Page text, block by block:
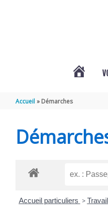
Accueil Démarches
Accueil particuliers >